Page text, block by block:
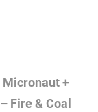
Micronaut +
Fire & Coal